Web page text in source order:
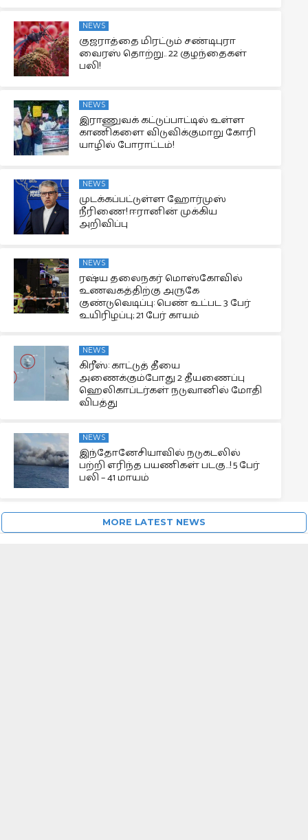
NEWS
குஜராத்தை மிரட்டும் சண்டிபுரா
வைரஸ் தொற்று.. 22 குழந்தைகள்
பலி!
NEWS
இராணுவக் கட்டுப்பாட்டில் உள்ள
காணிகளை விடுவிக்குமாறு கோரி
யாழில் போராட்டம்!
NEWS
முடக்கப்பட்டுள்ள ஹோர்முஸ்
நீரிணை! ஈரானின் முக்கிய
அறிவிப்பு
NEWS
ரஷ்ய தலைநகர் மொஸ்கோவில்
உணவகத்திற்கு அருகே
குண்டுவெடிப்பு: பெண் உட்பட 3 பேர்
உயிரிழப்பு; 21 பேர் காயம்
NEWS
கிரீஸ்: காட்டுத் தீயை
அணைக்கும்போது 2 தீயணைப்பு
ஹெலிகாப்டர்கள் நடுவானில் மோதி
விபத்து
NEWS
இந்தோனேசியாவில் நடுகடலில்
பற்றி எரிந்த பயணிகள் படகு…! 5 பேர்
பலி – 41 மாயம்
MORE LATEST NEWS